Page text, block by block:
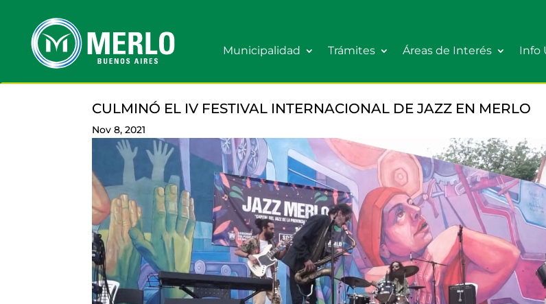
Municipalidad Trámites Áreas de Interés Info
CULMINÓ EL IV FESTIVAL INTERNACIONAL DE JAZZ EN MERLO
Nov 8, 2021